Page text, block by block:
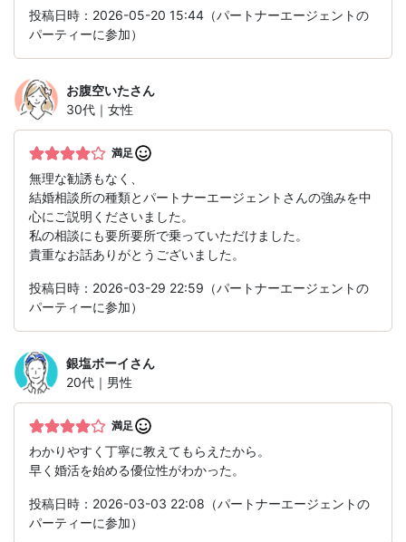
投稿日時：2026-05-20 15:44（パートナーエージェントの
パーティーに参加）
お腹空いたさん
30代｜女性
満足
無理な勧誘もなく、
結婚相談所の種類とパートナーエージェントさんの強みを中
心にご説明くださいました。
私の相談にも要所要所で乗っていただけました。
貴重なお話ありがとうございました。
投稿日時：2026-03-29 22:59（パートナーエージェントの
パーティーに参加）
銀塩ボーイさん
20代｜男性
満足
わかりやすく丁寧に教えてもらえたから。
早く婚活を始める優位性がわかった。
投稿日時：2026-03-03 22:08（パートナーエージェントの
パーティーに参加）